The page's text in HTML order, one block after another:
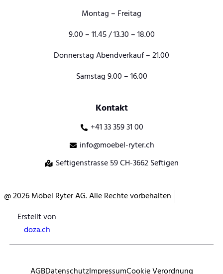
Montag – Freitag
9.00 – 11.45 / 13.30 – 18.00
Donnerstag Abendverkauf – 21.00
Samstag 9.00 – 16.00
Kontakt
+41 33 359 31 00
info@moebel-ryter.ch
Seftigenstrasse 59 CH-3662 Seftigen
@ 2026 Möbel Ryter AG. Alle Rechte vorbehalten
Erstellt von
doza.ch
AGBDatenschutzImpressumCookie Verordnung